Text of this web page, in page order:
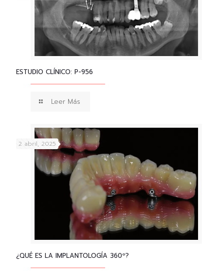
ESTUDIO CLÍNICO: P-956
Leer Más
2 abril, 2025
¿QUÉ ES LA IMPLANTOLOGÍA 360º?